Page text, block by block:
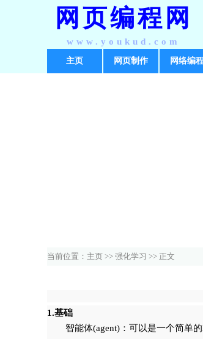
网页编程网
www.youkud.com
主页 网页制作 网络编
当前位置： 主页 >> 强化学习 >> 正文
1.基础
智能体(agent)：可以是一个简单